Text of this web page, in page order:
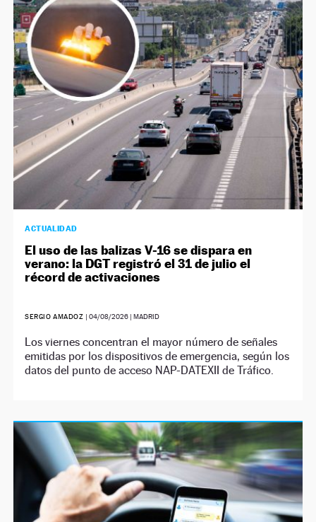
ACTUALIDAD
El uso de las balizas V-16 se dispara en
verano: la DGT registró el 31 de julio el
récord de activaciones
SERGIO AMADOZ |04/08/2026 | MADRID
Los viernes concentran el mayor número de señales
emitidas por los dispositivos de emergencia, según los
datos del punto de acceso NAP-DATEXII de Tráfico.